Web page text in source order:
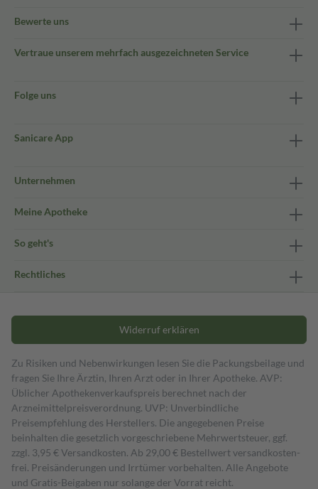
Bewerte uns
Vertraue unserem mehrfach ausgezeichneten Service
Folge uns
Sanicare App
Unternehmen
Meine Apotheke
So geht's
Rechtliches
Widerruf erklären
Zu Risiken und Nebenwirkungen lesen Sie die Packungsbeilage und
fragen Sie Ihre Ärztin, Ihren Arzt oder in Ihrer Apotheke. AVP:
Üblicher Apothekenverkaufspreis berechnet nach der
Arzneimittelpreisverordnung. UVP: Unverbindliche
Preisempfehlung des Herstellers. Die angegebenen Preise
beinhalten die gesetzlich vorgeschriebene Mehrwertsteuer, ggf.
zzgl. 3,95 € Versandkosten. Ab 29,00 € Bestell­wert versand­kosten­
frei. Preisänderungen und Irrtümer vorbehalten. Alle Angebote
und Gratis-Beigaben nur solange der Vorrat reicht.